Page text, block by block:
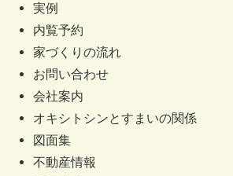
実例
内覧予約
家づくりの流れ
お問い合わせ
会社案内
オキシトシンとすまいの関係
図面集
不動産情報